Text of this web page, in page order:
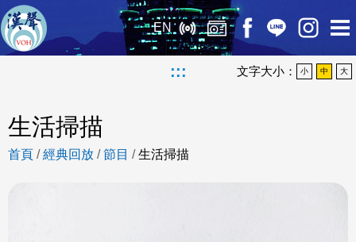
EN
::: 文字大小： 小 中 大
生活掃描
首頁 /經典回放 /節目 /生活掃描